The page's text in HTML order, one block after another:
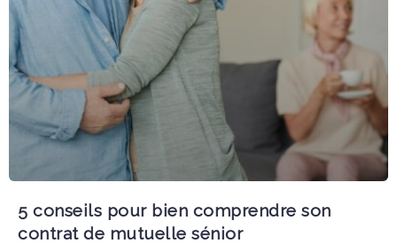
5 conseils pour bien comprendre son
contrat de mutuelle sénior